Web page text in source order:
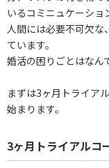
いるコミニュケーショ
人間には必要不可欠な
ています。
婚活の困りごとはなん
まずは3ヶ月トライア
始まります。
3ヶ月トライアルコ